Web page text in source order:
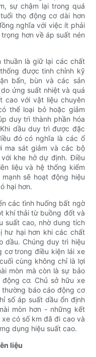
sự chậm lại trong quá
thọ động cơ dài hơn
nghĩa với việc ít phải
hơn về áp suất nén
thuần là giữ lại các chất
được tinh chỉnh kỹ
bẩn, bùn và các sản
ứng suất nhiệt và quá
cao với vật liệu chuyên
thể loại bỏ hoặc giảm
duy trì thành phần hóa
dầu duy trì được đặc
đó có nghĩa là các ổ
ma sát giảm và các bộ
khe hở dự định. Điều
liệu và hệ thống kiểm
sẽ hoạt động hiệu
hại hơn.
các tình huống bất ngờ
khí thải từ buồng đốt và
suất cao, nhờ dung tích
hư hại hơn khi các chất
dầu. Chúng duy trì hiệu
cơ trong điều kiện lái xe
cùng không chỉ là lợi
mòn mà còn là sự bảo
cơ. Chủ sở hữu xe
báo cáo động cơ
số áp suất dầu ổn định
mòn hơn - những kết
có số km đã đi cao và
dụng hiệu suất cao.
liệu